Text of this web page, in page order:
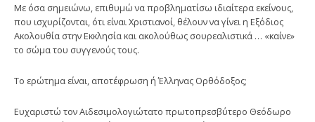
Με όσα σημειώνω, επιθυμώ να προβληματίσω ιδιαίτερα εκείνους,
που ισχυρίζονται, ότι είναι Χριστιανοί, θέλουν να γίνει η Εξόδιος
Ακολουθία στην Εκκλησία και ακολούθως σουρεαλιστικά … «καίνε»
το σώμα του συγγενούς τους.
Το ερώτημα είναι, αποτέφρωση ή Έλληνας Ορθόδοξος;
Ευχαριστώ τον Αιδεσιμολογιώτατο πρωτοπρεσβύτερο Θεόδωρο